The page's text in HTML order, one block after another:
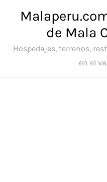
de Mala
Hospedajes, terrenos,
en el